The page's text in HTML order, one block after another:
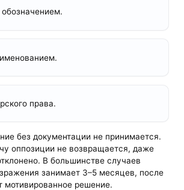
права.
без документации не принимается.
оппозиции не возвращается, даже
В большинстве случаев
занимает 3–5 месяцев, после
мотивированное решение.